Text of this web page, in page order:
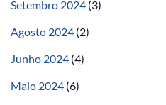
Setembro 2024 (3)
Agosto 2024 (2)
Junho 2024 (4)
Maio 2024 (6)